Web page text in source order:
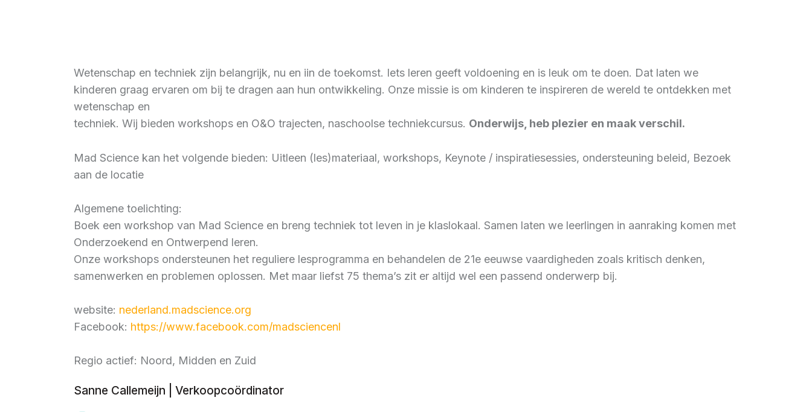
Wetenschap en techniek zijn belangrijk, nu en iin de toekomst. Iets leren geeft voldoening en is leuk om te doen. Dat laten we
kinderen graag ervaren om bij te dragen aan hun ontwikkeling. Onze missie is om kinderen te inspireren de wereld te ontdekken met
wetenschap en
techniek. Wij bieden workshops en O&O trajecten, naschoolse techniekcursus. Onderwijs, heb plezier en maak verschil.
Mad Science kan het volgende bieden: Uitleen (les)materiaal, workshops, Keynote / inspiratiesessies, ondersteuning beleid, Bezoek
aan de locatie
Algemene toelichting:
Boek een workshop van Mad Science en breng techniek tot leven in je klaslokaal. Samen laten we leerlingen in aanraking komen met
Onderzoekend en Ontwerpend leren.
Onze workshops ondersteunen het reguliere lesprogramma en behandelen de 21e eeuwse vaardigheden zoals kritisch denken,
samenwerken en problemen oplossen. Met maar liefst 75 thema’s zit er altijd wel een passend onderwerp bij.
website: nederland.madscience.org
Facebook: https://www.facebook.com/madsciencenl
Regio actief: Noord, Midden en Zuid
Sanne Callemeijn | Verkoopcoördinator